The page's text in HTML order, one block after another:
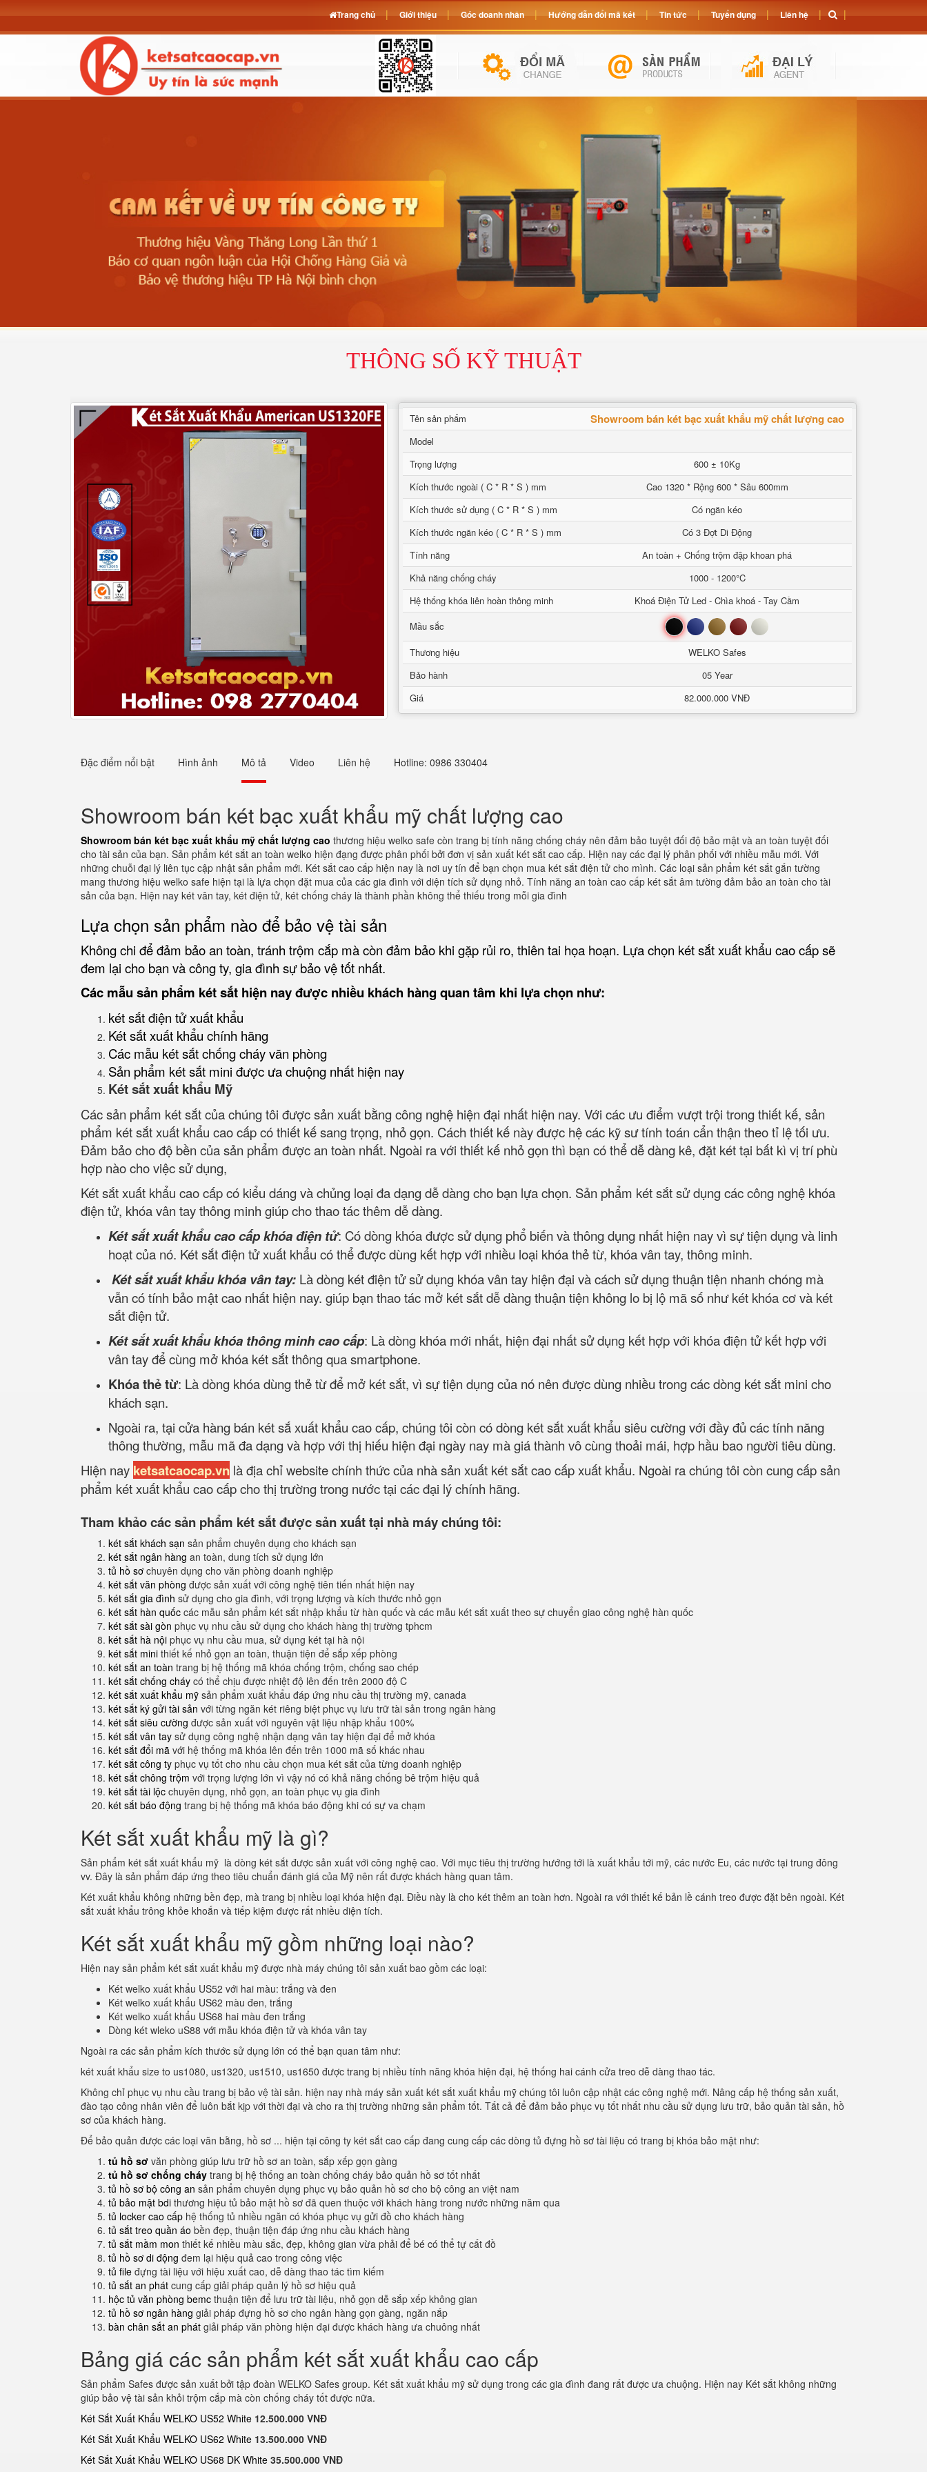
THÔNG SỐ KỸ THUẬT
Tên sản phẩm Showroom bán két bạc xuất khẩu mỹ chất lượng cao
Model
Trọng lượng
600 ± 10Kg
Kích thước ngoài ( C * R * S ) mm
Cao 1320 * Rộng 600 * Sâu 600mm
Kích thước sử dụng ( C * R * S ) mm
Có ngăn kéo
Kích thước ngăn kéo ( C * R * S ) mm
Có 3 Đợt Di Động
Tính năng
An toàn + Chống trộm đập khoan phá
Khả năng chống cháy
1000 - 1200°C
Hệ thống khóa liên hoàn thông minh
Khoá Điện Tử Led - Chìa khoá - Tay Cầm
Mầu sắc
Đen Xanh Nâu Đỏ Trắng
Thương hiệu
WELKO Safes
Bảo hành
05 Year
Giá
82.000.000 VNĐ
Đặc điểm nổi bật Hình ảnh Mô tả Video Liên hệ Hotline: 0986 330404
Showroom bán két bạc xuất khẩu mỹ chất lượng cao
Showroom bán két bạc xuất khẩu mỹ chất lượng cao thương hiệu welko safe còn trang bị tính năng chống cháy nên đảm bảo tuyệt đối độ bảo mật và an toàn tuyệt đối
cho tài sản của bạn. Sản phẩm két sắt an toàn welko hiện đạng được phân phối bởi đơn vị sản xuất két sắt cao cấp. Hiện nay các đại lý phân phối với nhiều mẫu mới. Với
những chuỗi đại lý liên tục cập nhật sản phẩm mới. Két sắt cao cấp hiện nay là nơi uy tín để bạn chọn mua két sắt điện tử cho mình. Các loại sản phẩm két sắt gắn tường
mang thương hiệu welko safe hiện tại là lựa chọn đặt mua của các gia đình với diện tích sử dụng nhỏ. Tính năng an toàn cao cấp két sắt âm tường đảm bảo an toàn cho tài
sản của bạn. Hiện nay két vân tay, két điện tử, két chống cháy là thành phần không thể thiếu trong mỗi gia đình
Lựa chọn sản phẩm nào để bảo vệ tài sản
Không chi để đảm bảo an toàn, tránh trộm cắp mà còn đảm bảo khi gặp rủi ro, thiên tai họa hoạn. Lựa chọn két sắt xuất khẩu cao cấp sẽ
đem lại cho bạn và công ty, gia đình sự bảo vệ tốt nhất.
Các mẫu sản phẩm két sắt hiện nay được nhiều khách hàng quan tâm khi lựa chọn như:
két sắt điện tử xuất khẩu
Két sắt xuất khẩu chính hãng
Các mẫu két sắt chống cháy văn phòng
Sản phẩm két sắt mini được ưa chuộng nhất hiện nay
Két sắt xuất khẩu Mỹ
Các sản phẩm két sắt của chúng tôi được sản xuất bằng công nghệ hiện đại nhất hiện nay. Với các ưu điểm vượt trội trong thiết kế, sản
phẩm két sắt xuất khẩu cao cấp có thiết kế sang trọng, nhỏ gọn. Cách thiết kế này được hệ các kỹ sư tính toán cẩn thận theo tỉ lệ tối ưu.
Đảm bảo cho độ bền của sản phẩm được an toàn nhất. Ngoài ra với thiết kế nhỏ gọn thì bạn có thể dễ dàng kê, đặt két tại bất kì vị trí phù
hợp nào cho việc sử dụng,
Két sắt xuất khẩu cao cấp có kiểu dáng và chủng loại đa dạng dễ dàng cho bạn lựa chọn. Sản phẩm két sắt sử dụng các công nghệ khóa
điện tử, khóa vân tay thông minh giúp cho thao tác thêm dễ dàng.
Két sắt xuất khẩu cao cấp khóa điện tử: Có dòng khóa được sử dụng phổ biến và thông dụng nhất hiện nay vì sự tiện dụng và linh
hoạt của nó. Két sắt điện tử xuất khẩu có thể được dùng kết hợp với nhiều loại khóa thẻ từ, khóa vân tay, thông minh.
Két sắt xuất khẩu khóa vân tay: Là dòng két điện tử sử dụng khóa vân tay hiện đại và cách sử dụng thuận tiện nhanh chóng mà
vẫn có tính bảo mật cao nhất hiện nay. giúp bạn thao tác mở két sắt dễ dàng thuận tiện không lo bị lộ mã số như két khóa cơ và két
sắt điện tử.
Két sắt xuất khẩu khóa thông minh cao cấp: Là dòng khóa mới nhất, hiện đại nhất sử dụng kết hợp với khóa điện tử kết hợp với
vân tay để cùng mở khóa két sắt thông qua smartphone.
Khóa thẻ từ: Là dòng khóa dùng thẻ từ để mở két sắt, vì sự tiện dụng của nó nên được dùng nhiều trong các dòng két sắt mini cho
khách sạn.
Ngoài ra, tại cửa hàng bán két sắ xuất khẩu cao cấp, chúng tôi còn có dòng két sắt xuất khẩu siêu cường với đầy đủ các tính năng
thông thường, mẫu mã đa dạng và hợp với thị hiếu hiện đại ngày nay mà giá thành vô cùng thoải mái, hợp hầu bao người tiêu dùng.
Hiện nay ketsatcaocap.vn là địa chỉ website chính thức của nhà sản xuất két sắt cao cấp xuất khẩu. Ngoài ra chúng tôi còn cung cấp sản
phẩm két xuất khẩu cao cấp cho thị trường trong nước tại các đại lý chính hãng.
Tham khảo các sản phẩm két sắt được sản xuất tại nhà máy chúng tôi:
két sắt khách sạn sản phẩm chuyên dụng cho khách sạn
két sắt ngân hàng an toàn, dung tích sử dụng lớn
tủ hồ sơ chuyên dụng cho văn phòng doanh nghiệp
két sắt văn phòng được sản xuất với công nghệ tiên tiến nhất hiện nay
két sắt gia đình sử dụng cho gia đình, với trọng lượng và kích thước nhỏ gọn
két sắt hàn quốc các mẫu sản phẩm két sắt nhập khẩu từ hàn quốc và các mẫu két sắt xuất theo sự chuyển giao công nghệ hàn quốc
két sắt sài gòn phục vụ nhu cầu sử dụng cho khách hàng thị trường tphcm
két sắt hà nội phục vụ nhu cầu mua, sử dụng két tại hà nội
két sắt mini thiết kế nhỏ gọn an toàn, thuận tiện để sắp xếp phòng
két sắt an toàn trang bị hệ thống mã khóa chống trộm, chống sao chép
két sắt chống cháy có thể chịu được nhiệt độ lên đến trên 2000 độ C
két sắt xuất khẩu mỹ sản phẩm xuất khẩu đáp ứng nhu cầu thị trường mỹ, canada
két sắt ký gửi tài sản với từng ngăn két riêng biệt phục vụ lưu trữ tài sản trong ngân hàng
két sắt siêu cường được sản xuất với nguyên vật liệu nhập khẩu 100%
két sắt vân tay sử dụng công nghệ nhận dạng vân tay hiện đại để mở khóa
két sắt đổi mã với hệ thống mã khóa lên đến trên 1000 mã số khác nhau
két sắt công ty phục vụ tốt cho nhu cầu chọn mua két sắt của từng doanh nghiệp
két sắt chông trộm với trọng lượng lớn vì vậy nó có khả năng chống bê trộm hiệu quả
két sắt tài lộc chuyên dụng, nhỏ gọn, an toàn phục vụ gia đình
két sắt báo động trang bị hệ thống mã khóa báo động khi có sự va chạm
Két sắt xuất khẩu mỹ là gì?
Sản phẩm két sắt xuất khẩu mỹ là dòng két sắt được sản xuất với công nghệ cao. Với mục tiêu thị trường hướng tới là xuất khẩu tới mỹ, các nước Eu, các nước tại trung đông
vv. Đây là sản phẩm đáp ứng theo tiêu chuẩn đánh giá của Mỹ nên rất được khách hàng quan tâm.
Két xuất khẩu không những bền đẹp, mà trang bị nhiều loại khóa hiện đại. Điều này là cho két thêm an toàn hơn. Ngoài ra với thiết kế bản lề cánh treo được đặt bên ngoài. Két
sắt xuất khẩu trông khỏe khoắn và tiếp kiệm được rất nhiều diện tích.
Két sắt xuất khẩu mỹ gồm những loại nào?
Hiện nay sản phẩm két sắt xuất khẩu mỹ được nhà máy chúng tôi sản xuất bao gồm các loại:
Két welko xuất khẩu US52 với hai màu: trắng và đen
Két welko xuất khẩu US62 màu đen, trắng
Két welko xuất khẩu US68 hai màu đen trắng
Dòng két wleko uS88 với mẫu khóa điện tử và khóa vân tay
Ngoài ra các sản phẩm kích thước sử dụng lớn có thể bạn quan tâm như:
két xuất khẩu size to us1080, us1320, us1510, us1650 được trang bị nhiều tính năng khóa hiện đại, hệ thống hai cánh cửa treo dễ dàng thao tác.
Không chỉ phục vụ nhu cầu trang bị bảo vệ tài sản. hiện nay nhà máy sản xuất két sắt xuất khẩu mỹ chúng tôi luôn cập nhật các công nghệ mới. Nâng cấp hệ thống sản xuất,
đào tạo công nhân viên để luôn bắt kịp với thời đại và cho ra thị trường những sản phẩm tốt. Tất cả để đảm bảo phục vụ tốt nhất nhu cầu sử dụng lưu trữ, bảo quản tài sản, hồ
sơ của khách hàng.
Để bảo quản được các loại văn bằng, hồ sơ ... hiện tại công ty két sắt cao cấp đang cung cấp các dòng tủ đựng hồ sơ tài liệu có trang bị khóa bảo mật như:
tủ hồ sơ văn phòng giúp lưu trữ hồ sơ an toàn, sắp xếp gọn gàng
tủ hồ sơ chống cháy trang bị hệ thống an toàn chống cháy bảo quản hồ sơ tốt nhất
tủ hồ sơ bộ công an sản phẩm chuyên dụng phục vụ bảo quản hồ sơ cho bộ công an việt nam
tủ bảo mật bdi thương hiệu tủ bảo mật hồ sơ đã quen thuộc với khách hàng trong nước những năm qua
tủ locker cao cấp hệ thống tủ nhiều ngăn có khóa phục vụ gửi đồ cho khách hàng
tủ sắt treo quần áo bền đẹp, thuận tiện đáp ứng nhu cầu khách hàng
tủ sắt mầm mon thiết kế nhiều màu sắc, đẹp, không gian vừa phải để bé có thể tự cất đồ
tủ hồ sơ di động đem lại hiệu quả cao trong công việc
tủ file đựng tài liệu với hiệu xuất cao, dễ dàng thao tác tìm kiếm
tủ sắt an phát cung cấp giải pháp quản lý hồ sơ hiệu quả
hộc tủ văn phòng bemc thuận tiện để lưu trữ tài liệu, nhỏ gọn dễ sắp xếp không gian
tủ hồ sơ ngân hàng giải pháp đựng hồ sơ cho ngân hàng gọn gàng, ngăn nắp
bàn chân sắt an phát giải pháp văn phòng hiện đại được khách hàng ưa chuông nhất
Bảng giá các sản phẩm két sắt xuất khẩu cao cấp
Sản phẩm Safes được sản xuất bởi tập đoàn WELKO Safes group. Két sắt xuất khẩu mỹ sử dụng trong các gia đình đang rất được ưa chuộng. Hiện nay Két sắt không những
giúp bảo vệ tài sản khỏi trộm cắp mà còn chống cháy tốt được nữa.
Két Sắt Xuất Khẩu WELKO US52 White 12.500.000 VNĐ
Két Sắt Xuất Khẩu WELKO US62 White 13.500.000 VNĐ
Két Sắt Xuất Khẩu WELKO US68 DK White 35.500.000 VNĐ
Trang chủ Giới thiệu Góc doanh nhân Hướng dẫn đổi mã két Tin tức Tuyển dụng Liên hệ